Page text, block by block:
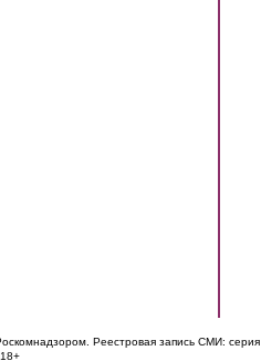
Реестровая запись СМИ: серия
sends e-mail)